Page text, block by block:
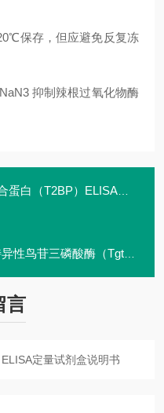
保存，但应避免反复冻
抑制辣根过氧化物酶
T2BP）ELISA定量试剂盒价格
磷酸酶（Tgtp）ELISA定量试剂盒
言